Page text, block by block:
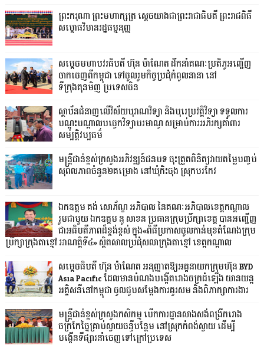
ព្រះករុណា ព្រះមហាក្សត្រ ស្តេចយាងជាព្រះរាជាធិបតី ព្រះរាជពិធី
សម្ពោធវិមានរដ្ឋធម្មនុញ្ញ
សម្តេចមហាបវរធិបតី ហ៊ុន ម៉ាណែត ដឹកនាំគណៈប្រតិភូអញ្ជើញ
ចាកចេញពីកម្ពុជា ទៅចូលរួមកិច្ចប្រជុំកំពូលនានា នៅ
ទីក្រុងគុនមិញ ប្រទេសចិន
ស្ថាប័នជំនាញលើវិស័យបុរាណវិទ្យា និងបុរេប្រវតិ្តវិទ្យា ទទួលការ
បណ្តុះបណ្តាលបច្ចេកវិទ្យាបរមាណូ សម្រាប់ការអភិរក្សគាំពារ
សម្បត្តិវប្បធម៌
មន្ត្រីជាន់ខ្ពស់ក្រសួងអភិវឌ្ឍន៍ជនបទ ចុះត្រួតពិនិត្យវាយតម្លៃបញ្ចប់
សុពលភាពចំនួន២គម្រោង នៅឃុំកិះចុង ស្រុកបរកែវ
ឯកឧត្តម គង់ សោភ័ណ្ឌ អភិបាល នៃគណៈអភិបាលខេត្តកណ្តាល
រួមជាមួយ ឯកឧត្តម នូ សាខន ប្រធានក្រុមប្រឹក្សាខេត្ត បានអញ្ជើញ
ជាអធិបតីភាពដ៏ខ្ពង់ខ្ពស់ ក្នុង«ពិធីប្រកាសចូលកាន់មុខតំណែងក្រុម
ប្រឹក្សាក្រុងតាខ្មៅ អាណត្តិទី៤» ស្ថិតសាលប្រជុំសលាក្រុងតាខ្មៅ ខេត្តកណ្តាល
សម្តេចធិបតី ហ៊ុន ម៉ាណែត អនុញ្ញាតឱ្យអគ្គនាយកក្រុមហ៊ុន BYD
Asia Pacific ដែលមានបំណងបង្កើតរោងចក្រដំឡើង យានយន្ត
អគ្គិសនីនៅកម្ពុជា ចូលជួបសម្ដែងការគួរសម និងពិភាក្សាការងារ
មន្ត្រីជាន់ខ្ពស់ក្រសួងកសិកម្ម បើកការដ្ឋានសាងសង់ពង្រីករោង
ចក្រកែច្នៃគ្រាប់ស្វាយចន្ទីបន្ថែម នៅស្រុកកំពង់ស្វាយ ដើម្បី
បង្កើនទីផ្សារនាំចេញទៅក្រៅប្រទេស